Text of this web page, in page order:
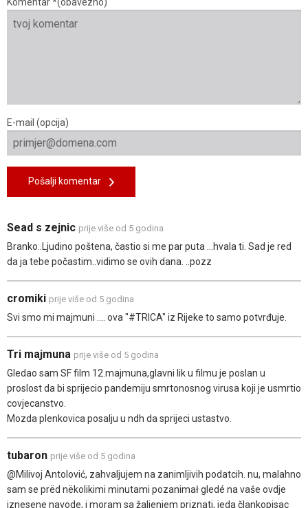
Komentar *(obavezno)
E-mail (opcija)
Pošalji komentar
Sead s zejnic prije više od 5 godina
Branko..Ljudino poštena, častio si me par puta ...hvala ti. Sad je red
da ja tebe počastim..vidimo se ovih dana. ..pozz
cromiki prije više od 5 godina
Svi smo mi majmuni .... ova "#TRICA" iz Rijeke to samo potvrđuje.
Tri majmuna prije više od 5 godina
Gledao sam SF film 12.majmuna,glavni lik u filmu je poslan u
proslost da bi sprijecio pandemiju smrtonosnog virusa koji je usmrtio
covjecanstvo.
Mozda plenkovica posalju u ndh da sprijeci ustastvo.
tubaron prije više od 5 godina
@Milivoj Antolović, zahvaljujem na zanimljivih podatcih. nu, malahno
sam se prëd nëkolikimi minutami pozanimał gledé na vaše ovdje
iznesene navode, i moram sa žaljenjem priznati, jeda člankopisac